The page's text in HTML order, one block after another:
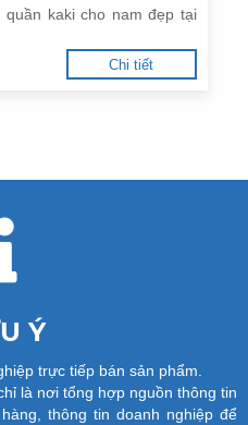
kaki cho nam đẹp tại
Chi tiết
Ý
trực tiếp bán sản phẩm.
là nơi tổng hợp nguồn thông tin
thông tin doanh nghiệp để